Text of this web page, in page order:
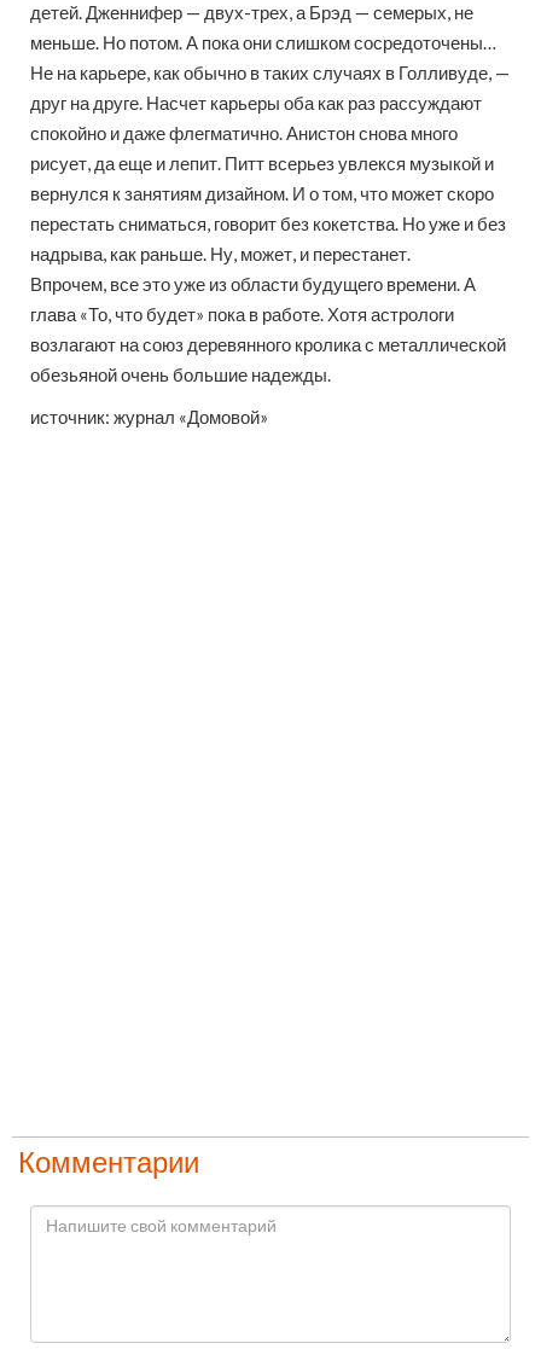
детей. Дженнифер — двух-трех, а Брэд — семерых, не
меньше. Но потом. А пока они слишком сосредоточены…
Не на карьере, как обычно в таких случаях в Голливуде, —
друг на друге. Насчет карьеры оба как раз рассуждают
спокойно и даже флегматично. Анистон снова много
рисует, да еще и лепит. Питт всерьез увлекся музыкой и
вернулся к занятиям дизайном. И о том, что может скоро
перестать сниматься, говорит без кокетства. Но уже и без
надрыва, как раньше. Ну, может, и перестанет.
Впрочем, все это уже из области будущего времени. А
глава «То, что будет» пока в работе. Хотя астрологи
возлагают на союз деревянного кролика с металлической
обезьяной очень большие надежды.
источник: журнал «Домовой»
Комментарии